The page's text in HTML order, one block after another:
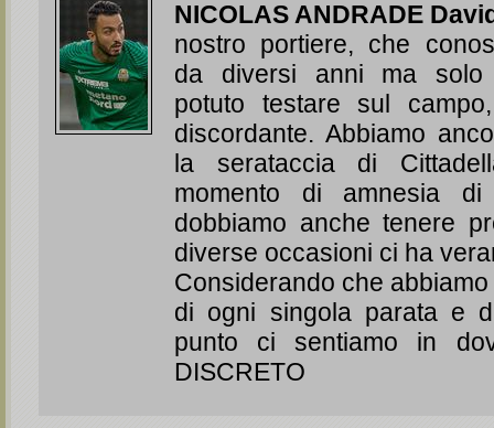
NICOLAS ANDRADE
nostro portiere, che
da diversi anni ma solo
potuto testare sul
discordante. Abbiamo
la serataccia di
momento di amnesia
dobbiamo anche tenere
diverse occasioni ci ha
Considerando che
di ogni singola parata e
punto ci sentiamo in
DISCRETO